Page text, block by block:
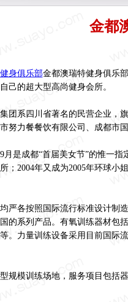
金都
身俱乐部金都澳瑞特健身俱乐
己的超大型高尚健身会所。
团系四川省著名的民营企业，
努力餐餐饮有限公司、成都市
月是成都“首届美女节”的惟一
；2004年又成为2005年环球小
严各按照国际流行标准设计制
的系列产品。有氧训练器材包
。力量训练设备采用目前国际流
规模训练场地，服务项目包括